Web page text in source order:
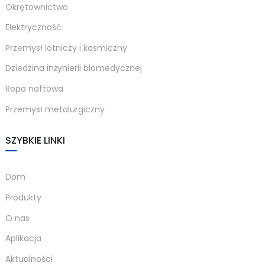
Okrętownictwo
Elektryczność
Przemysł lotniczy i kosmiczny
Dziedzina inżynierii biomedycznej
Ropa naftowa
Przemysł metalurgiczny
SZYBKIE LINKI
Dom
Produkty
O nas
Aplikacja
Aktualności